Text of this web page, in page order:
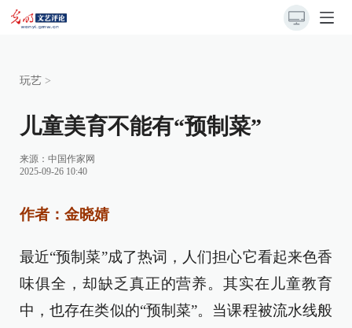
玩艺 >
儿童美育不能有“预制菜”
来源： 中国作家网
2025-09-26 10:40
作者：金晓婧
最近“预制菜”成了热词，人们担心它看起来色香
味俱全，却缺乏真正的营养。其实在儿童教育
中，也存在类似的“预制菜”。当课程被流水线般